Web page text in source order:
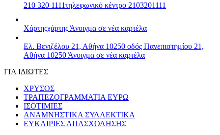
210 320 1111τηλεφωνικό κέντρο 2103201111
Χάρτηςχάρτης Άνοιγμα σε νέα καρτέλα
Ελ. Βενιζέλου 21, Αθήνα 10250 οδός Πανεπιστημίου 21,
Αθήνα 10250 Άνοιγμα σε νέα καρτέλα
ΓΙΑ ΙΔΙΩΤΕΣ
ΧΡΥΣΟΣ
ΤΡΑΠΕΖΟΓΡΑΜΜΑΤΙΑ ΕΥΡΩ
ΙΣΟΤΙΜΙΕΣ
ΑΝΑΜΝΗΣΤΙΚΑ ΣΥΛΛΕΚΤΙΚΑ
ΕΥΚΑΙΡΙΕΣ ΑΠΑΣΧΟΛΗΣΗΣ